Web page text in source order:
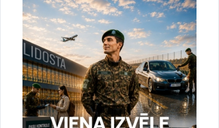
Noslēgušās Valsts robežsardzes organizētas
starptautiskās operatīvi - taktiskās mācības
“RONIS 2026”
27.07.2026. Sabiedriskie pasākumi